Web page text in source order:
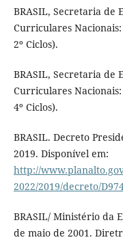
BRASIL, Secretaria de
Curriculares Nacionais:
2º Ciclos).
BRASIL, Secretaria de
Curriculares Nacionais:
4º Ciclos).
BRASIL. Decreto
2019. Disponível em:
http://
2022/2019/decreto/
BRASIL/ Ministério da
de maio de 2001.